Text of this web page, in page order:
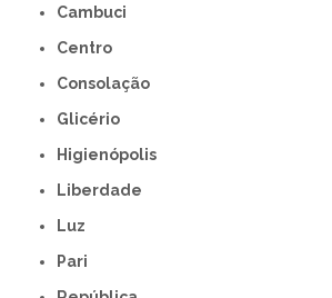
Cambuci
Centro
Consolação
Glicério
Higienópolis
Liberdade
Luz
Pari